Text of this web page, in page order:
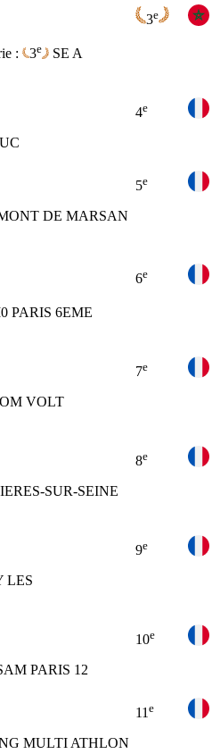
3e
: 3e SE A
4e
5e
DE MARSAN
6e
PARIS 6EME
7e
VOLT
8e
SUR-SEINE
9e
LES
10e
PARIS 12
11 e
MULTI ATHLON